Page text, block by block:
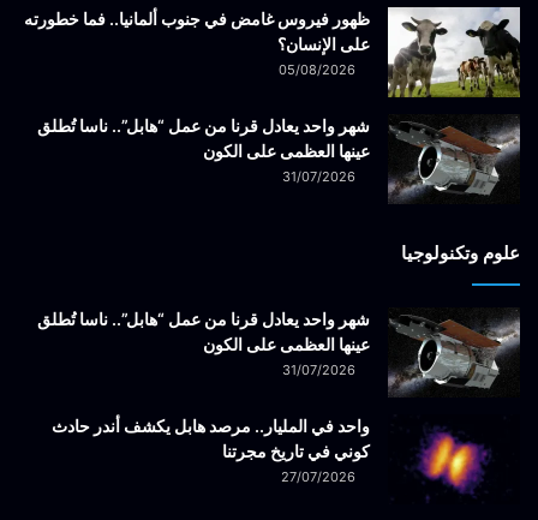
ظهور فيروس غامض في جنوب ألمانيا.. فما خطورته
على الإنسان؟
05/08/2026
شهر واحد يعادل قرنا من عمل “هابل”.. ناسا تُطلق
عينها العظمى على الكون
31/07/2026
علوم وتكنولوجيا
شهر واحد يعادل قرنا من عمل “هابل”.. ناسا تُطلق
عينها العظمى على الكون
31/07/2026
واحد في المليار.. مرصد هابل يكشف أندر حادث
كوني في تاريخ مجرتنا
27/07/2026